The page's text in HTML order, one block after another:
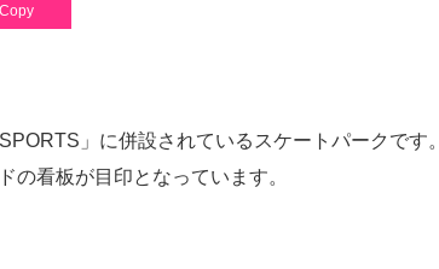
Copy
」に併設されているスケートパークです。
の看板が目印となっています。